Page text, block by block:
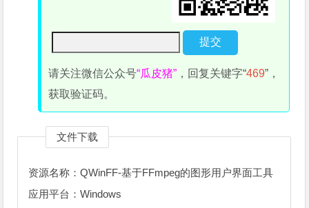
请关注微信公众号“瓜皮猪” ，回复关键字“469”，
获取验证码。
文件下载
资源名称：QWinFF-基于FFmpeg的图形用户界面工具
应用平台：Windows